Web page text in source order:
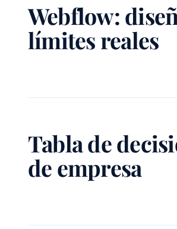
Webflow:
límites reales
Tabla de
de empresa